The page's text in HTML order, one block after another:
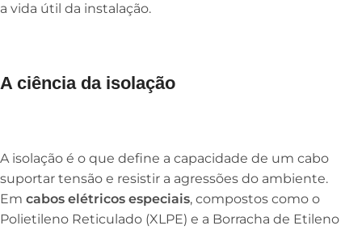
a vida útil da instalação.
A ciência da isolação
A isolação é o que define a capacidade de um cabo
suportar tensão e resistir a agressões do ambiente.
Em cabos elétricos especiais, compostos como o
Polietileno Reticulado (XLPE) e a Borracha de Etileno